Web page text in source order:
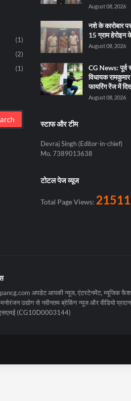
(1)
(2)
(1)
August 08, 2026
नशे के कारोबार
15 ग्राम हेरोइन
August 08, 2026
CG News: पूर्व
विधायक
फायरिंग रेंज में
August 08, 2026
स्टाफ और टीम
Devraj Singh (Editor-in-chief)
Mo. 7389013638
टोटल पेज व्यूज
Total Page Views:
अपडेट आपकी न्यूज, एंटरटेनमेंट, म्यूजिक
उद्योग से नवीनतम ब्रेकिंग न्यूज और वीडियो
(CG10D0003144)